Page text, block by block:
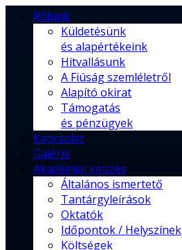
Rólunk
Küldetésünk
és alapértékeink
Hitvallásunk
A Fiúság szemléletről
Alapító okirat
Támogatás
és pénzügyek
Kapcsolat
Galéria
Akadémiai képzés
Általános ismertető
Tantárgyleírások
Oktatók
Időpontok / Helyszínek
Költségek